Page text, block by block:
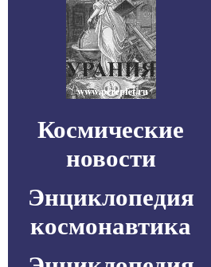
Космические
новости
Энциклопедия
космонавтика